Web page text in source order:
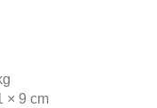
× 9 cm